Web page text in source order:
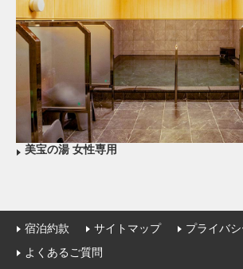
美宝の湯 女性専用
宿泊約款 サイトマップ
プライバ
よくあるご質問